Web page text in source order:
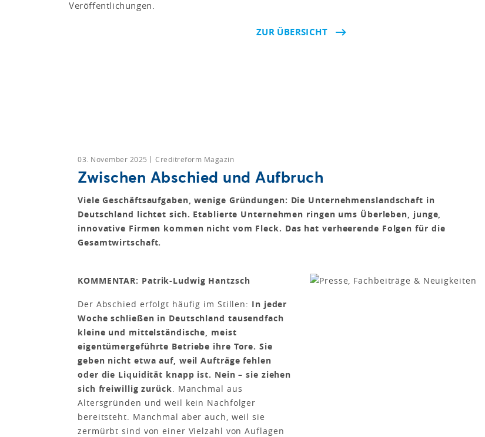
Veröffentlichungen.
ZUR ÜBERSICHT
03. November 2025 Creditreform Magazin
Zwischen Abschied und Aufbruch
Viele Geschäftsaufgaben, wenige Gründungen: Die Unternehmenslandschaft in
Deutschland lichtet sich. Etablierte Unternehmen ringen ums Überleben, junge,
innovative Firmen kommen nicht vom Fleck. Das hat verheerende Folgen für die
Gesamtwirtschaft.
KOMMENTAR: Patrik-Ludwig Hantzsch
Der Abschied erfolgt häufig im Stillen: In jeder
Woche schließen in Deutschland tausendfach
kleine und mittelständische, meist
eigentümergeführte Betriebe ihre Tore. Sie
geben nicht etwa auf, weil Aufträge fehlen
oder die Liquidität knapp ist. Nein – sie ziehen
sich freiwillig zurück. Manchmal aus
Altersgründen und weil kein Nachfolger
bereitsteht. Manchmal aber auch, weil sie
zermürbt sind von einer Vielzahl von Auflagen